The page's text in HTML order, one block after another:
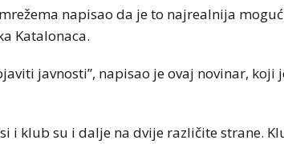
napisao da je to najrealnija
Katalonaca.
javnosti”, napisao je ovaj novinar,
i klub su i dalje na dvije različite strane.